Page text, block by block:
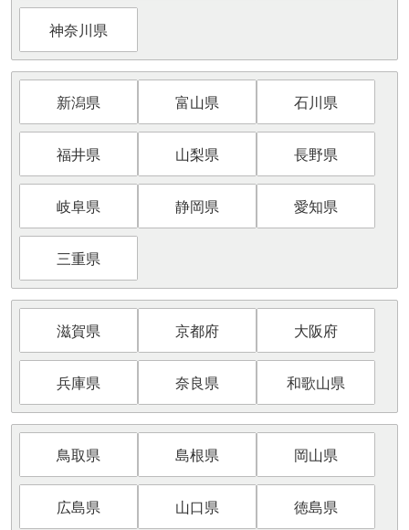
神奈川県
新潟県 富山県 石川県
福井県 山梨県 長野県
岐阜県 静岡県 愛知県
三重県
滋賀県 京都府 大阪府
兵庫県 奈良県 和歌山県
鳥取県 島根県 岡山県
広島県 山口県 徳島県